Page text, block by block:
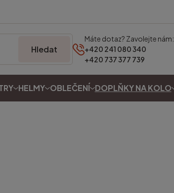
Hledat
Máte dotaz? Zavolejte nám:
+420 241 080 340
+420 737 377 739
HELMY OBLEČENÍ DOPLŇKY NA KOLO